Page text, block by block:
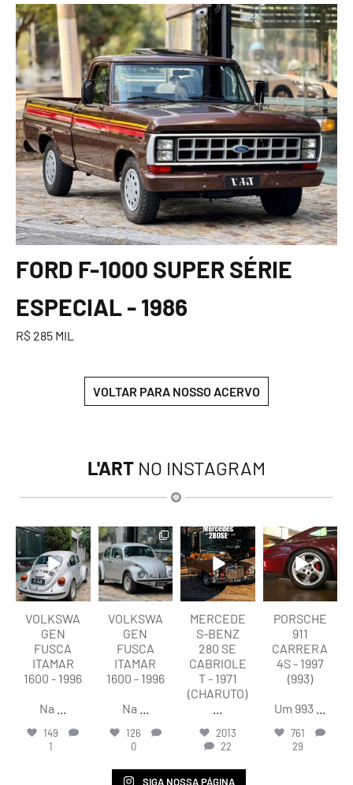
FORD F-1000 SUPER SÉRIE
ESPECIAL - 1986
R$ 285 MIL
VOLTAR PARA NOSSO ACERVO
L'ART NO INSTAGRAM
lart.br
Ago 6
VOLKSWA
GEN
FUSCA
ITAMAR
1600 - 1996
Na
149
1
lart.br
Ago 6
VOLKSWA
GEN
FUSCA
ITAMAR
1600 - 1996
Na
126
0
lart.br
Ago 5
MERCEDE
S-BENZ
280 SE
CABRIOLE
T - 1971
(CHARUTO)
2013
22
lart.br
Ago 5
PORSCHE
911
CARRERA
4S - 1997
(993)
Um 993
761
29
SIGA NOSSA PÁGINA